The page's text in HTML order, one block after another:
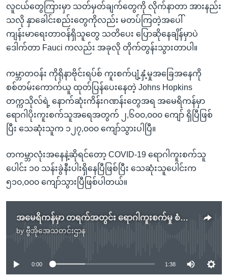
လူငယ်တွေကြားမှာ သတ်မှတ်ချက်တွေကို လိုက်နာတာ အားနည်း
သလို နှာခေါင်းစည်းတွေကိုလည်း မတပ်ကြတဲ့အပေါ်
ကျန်းမာရေးတာဝန်ရှိသူတွေ သတိပေး ပြောဆိုနေချိန်မှာပဲ
ဒေါက်တာ Fauci ကလည်း အခုလို တိုက်တွန်းသွားတာပါ။
ကမ္ဘာတဝန်း ကိုရိုနာဗိုင်းရပ်စ် ကူးစက်ပျံ့နှံ့မှုအခြေအနေကို
စစ်တမ်းကောက်ယူ ထုတ်ပြန်ပေးနေတဲ့ Johns Hopkins
တက္ကသိုလ်ရဲ့ နောက်ဆုံးကိန်းဂဏန်းတွေအရ အမေရိကန်မှာ
ရောဂါပိုးကူးစက်သူအရေအတွက် ၂,၆၀၀,၀၀၀ ကျော် ရှိပြီဖြစ်
ပြီး သေဆုံးသူက ၁၂၇,၀၀၀ ကျော်သွားပါပြီ။
တကမ္ဘာလုံးအနေနဲ့ဆိုရင်တော့ COVID-19 ရောဂါကူးစက်သူ
ပေါင်း ၁၀ သန်းခွဲနီးပါးရှိနေပြီဖြစ်ပြီး သေဆုံးသူပေါင်းက
၅၁၀,၀၀၀ ကျော်သွားပြီဖြစ်ပါတယ်။
အမေရိကန်မှာ တရက်အတွင်း ရောဂါကူးစက်မှု စံချိန်တင်တိုးများ
by ဗွီအိုအေသတင်းဌာန
No media source currently available
0:00 1:38